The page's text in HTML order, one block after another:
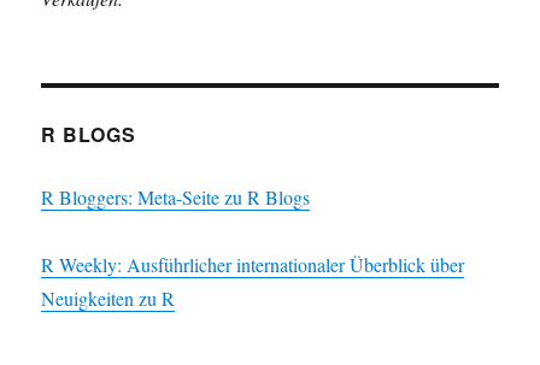
R BLOGS
R Bloggers: Meta-Seite zu R Blogs
R Weekly: Ausführlicher internationaler Überblick über
Neuigkeiten zu R